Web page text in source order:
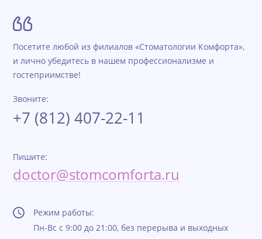
Посетите любой из филиалов «Стоматологии Комфорта»,
и лично убедитесь в нашем профессионализме и
гостеприимстве!
Звоните:
+7 (812) 407-22-11
Пишите:
doctor@stomcomforta.ru
Режим работы:
Пн-Вс с 9:00 до 21:00, без перерыва и выходных